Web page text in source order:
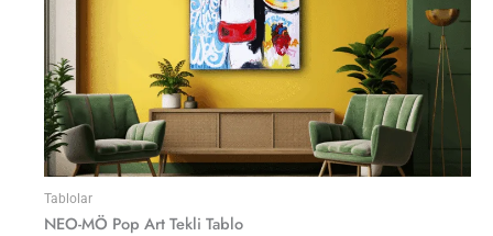
Tablolar
NEO-MÖ Pop Art Tekli Tablo